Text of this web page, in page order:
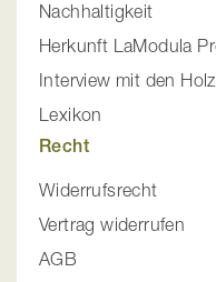
Nachhaltigkeit
Herkunft LaModula
Interview mit den
Lexikon
Recht
Widerrufsrecht
Vertrag widerrufen
AGB